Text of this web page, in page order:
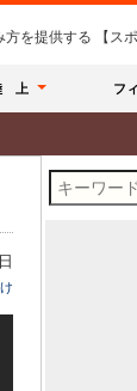
を提供する 【ス
上 フ